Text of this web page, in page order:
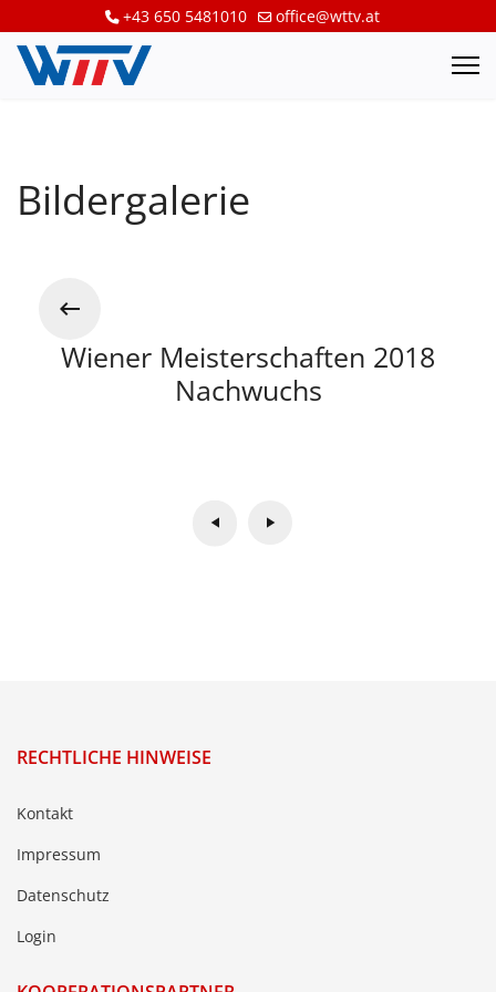
+43 650 5481010 office@wttv.at
Bildergalerie
Wiener Meisterschaften 2018
Nachwuchs
RECHTLICHE HINWEISE
Kontakt
Impressum
Datenschutz
Login